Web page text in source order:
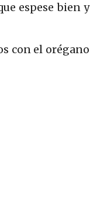
espese bien y
con el orégano